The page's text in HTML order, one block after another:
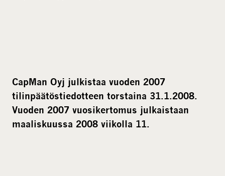
CapMan Oyj julkistaa vuoden 2007
tilinpäätöstiedotteen torstaina 31.1.2008.
Vuoden 2007 vuosikertomus julkaistaan
maaliskuussa 2008 viikolla 11.